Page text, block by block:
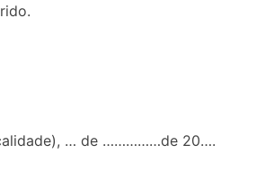
… de ……………de 20….